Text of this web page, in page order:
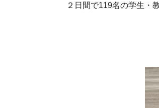
２日間で119名の学生・